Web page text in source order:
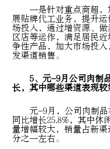
一是针对重点商超
展贴牌代工业务，提升
场投入，通过增资源、
区店等运作，满足居民
争性产品，加大市场投
发渠道销售。
5、元-9月公司肉制
长，其中哪些渠道表现较
元-9月，公司肉制品
同比增长25.8%，其中休
量增幅较大，销量占新
分之一左右。